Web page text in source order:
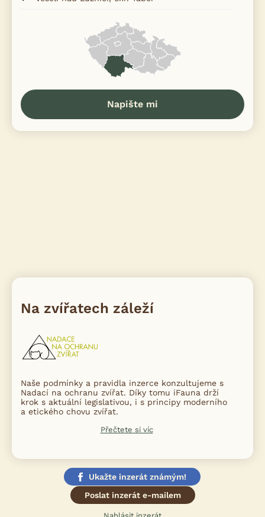
Napište mi
Na zvířatech záleží
Naše podmínky a pravidla inzerce konzultujeme s
Nadací na ochranu zvířat. Díky tomu iFauna drží
krok s aktuální legislativou, i s principy moderního
a etického chovu zvířat.
Přečtete si víc
Ukažte inzerát známým!
Poslat inzerát e-mailem